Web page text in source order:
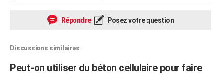
Répondre Posez votre question
Discussions similaires
Peut-on utiliser du béton cellulaire pour faire